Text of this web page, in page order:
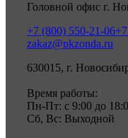
Головной офис г.
+7 (800) 550-21-06
zakaz@pkzonda.ru
630015, г.
Время работы:
Пн-Пт: с 9:00 до
Сб, Вс: Выходной